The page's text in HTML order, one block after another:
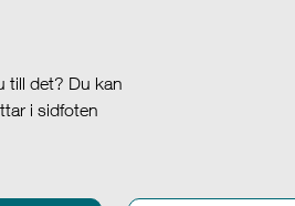
till det? Du kan
i sidfoten